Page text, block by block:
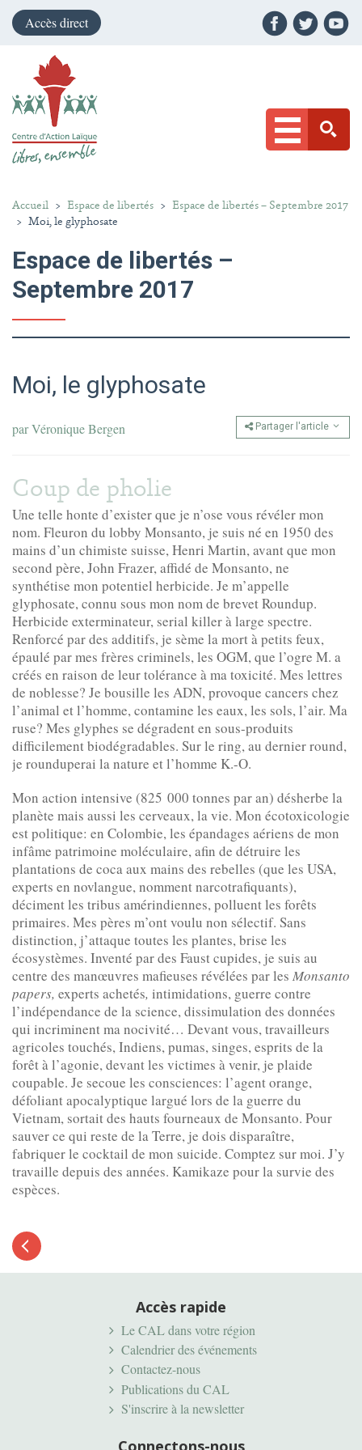
Accès direct
Accueil > Espace de libertés > Espace de libertés – Septembre 2017
> Moi, le glyphosate
Espace de libertés –
Septembre 2017
Moi, le glyphosate
parVéronique Bergen Partager l'article
Coup de pholie
Une telle honte d’exister que je n’ose vous révéler mon
nom. Fleuron du lobby Monsanto, je suis né en 1950 des
mains d’un chimiste suisse, Henri Martin, avant que mon
second père, John Frazer, affidé de Monsanto, ne
synthétise mon potentiel herbicide. Je m’appelle
glyphosate, connu sous mon nom de brevet Roundup.
Herbicide exterminateur, serial killer à large spectre.
Renforcé par des additifs, je sème la mort à petits feux,
épaulé par mes frères criminels, les OGM, que l’ogre M. a
créés en raison de leur tolérance à ma toxicité. Mes lettres
de noblesse? Je bousille les ADN, provoque cancers chez
l’animal et l’homme, contamine les eaux, les sols, l’air. Ma
ruse? Mes glyphes se dégradent en sous-produits
difficilement biodégradables. Sur le ring, au dernier round,
je rounduperai la nature et l’homme K.-O.
Mon action intensive (825 000 ton­nes par an) désherbe la
planète mais aussi les cerveaux, la vie. Mon écotoxicologie
est politique: en Colombie, les épandages aériens de mon
infâme patrimoine moléculaire, afin de détruire les
plantations de coca aux mains des rebelles (que les USA,
experts en novlangue, nomment narcotrafiquants),
déciment les tribus amérindiennes, polluent les forêts
primaires. Mes pères m’ont voulu non sélectif. Sans
distinction, j’attaque toutes les plantes, brise les
écosystèmes. Inventé par des Faust cupides, je suis au
centre des manœuvres mafieuses révélées par les Monsanto
papers, experts achetés, intimidations, guerre contre
l’indépendance de la science, dissimulation des données
qui incriminent ma nocivité… Devant vous, travailleurs
agricoles touchés, Indiens, pumas, singes, esprits de la
forêt à l’agonie, devant les victimes à venir, je plaide
coupable. Je secoue les consciences: l’agent orange,
défoliant apocalyptique largué lors de la guerre du
Vietnam, sortait des hauts fourneaux de Monsanto. Pour
sauver ce qui reste de la Terre, je dois disparaître,
fabriquer le cocktail de mon suicide. Comptez sur moi. J’y
travaille depuis des années. Kamikaze pour la survie des
espèces.
Article
précédent
Accès rapide
Le CAL dans votre région
Calendrier des événements
Contactez-nous
Publications du CAL
S'inscrire à la newsletter
Connectons-nous